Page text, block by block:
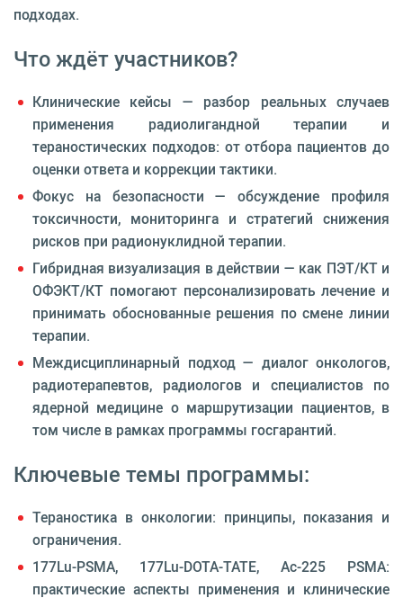
подходах.
Что ждёт участников?
Клинические кейсы — разбор реальных случаев
применения радиолигандной терапии и
тераностических подходов: от отбора пациентов до
оценки ответа и коррекции тактики.
Фокус на безопасности — обсуждение профиля
токсичности, мониторинга и стратегий снижения
рисков при радионуклидной терапии.
Гибридная визуализация в действии — как ПЭТ/КТ и
ОФЭКТ/КТ помогают персонализировать лечение и
принимать обоснованные решения по смене линии
терапии.
Междисциплинарный подход — диалог онкологов,
радиотерапевтов, радиологов и специалистов по
ядерной медицине о маршрутизации пациентов, в
том числе в рамках программы госгарантий.
Ключевые темы программы:
Тераностика в онкологии: принципы, показания и
ограничения.
177Lu-PSMA, 177Lu-DOTA-TATE, Ac-225 PSMA:
практические аспекты применения и клинические